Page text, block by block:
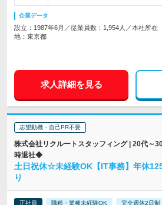
企業データ
設立：1987年6月／従業員数：1,954人／本社所在
地：東京都
求人詳細を見る
志望動機・自己PR不要
株式会社リクルートスタッフィング | 20代～
時退社◆
土日祝休☆未経験OK【IT事務】年休
り
正社員 職種・業種未経験OK 完全週休2日制